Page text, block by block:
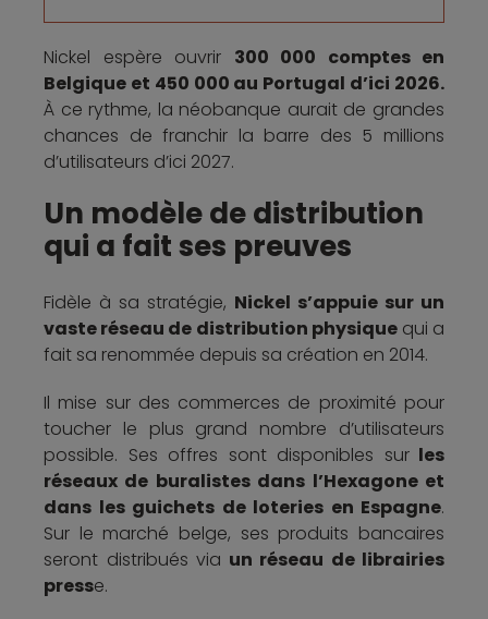
Nickel espère ouvrir 300 000 comptes en
Belgique et 450 000 au Portugal d’ici 2026.
À ce rythme, la néobanque aurait de grandes
chances de franchir la barre des 5 millions
d’utilisateurs d’ici 2027.
Un modèle de distribution
qui a fait ses preuves
Fidèle à sa stratégie, Nickel s’appuie sur un
vaste réseau de distribution physiquequi a
fait sa renommée depuis sa création en 2014.
Il mise sur des commerces de proximité pour
toucher le plus grand nombre d’utilisateurs
possible. Ses offres sont disponibles surles
réseaux de buralistes dans l’Hexagone et
dans les guichets de loteries en Espagne.
Sur le marché belge, ses produits bancaires
seront distribués via un réseau de librairies
presse.